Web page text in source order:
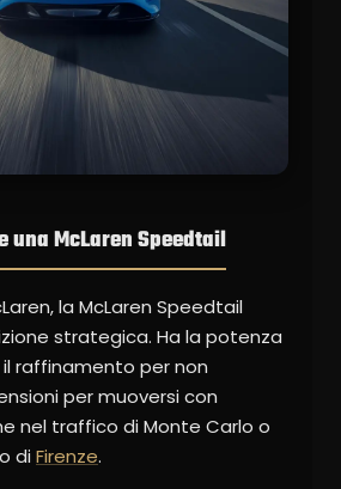
una McLaren Speedtail
la McLaren Speedtail
strategica. Ha la potenza
raffinamento per non
per muoversi con
nel traffico di Monte Carlo o
diFirenze.